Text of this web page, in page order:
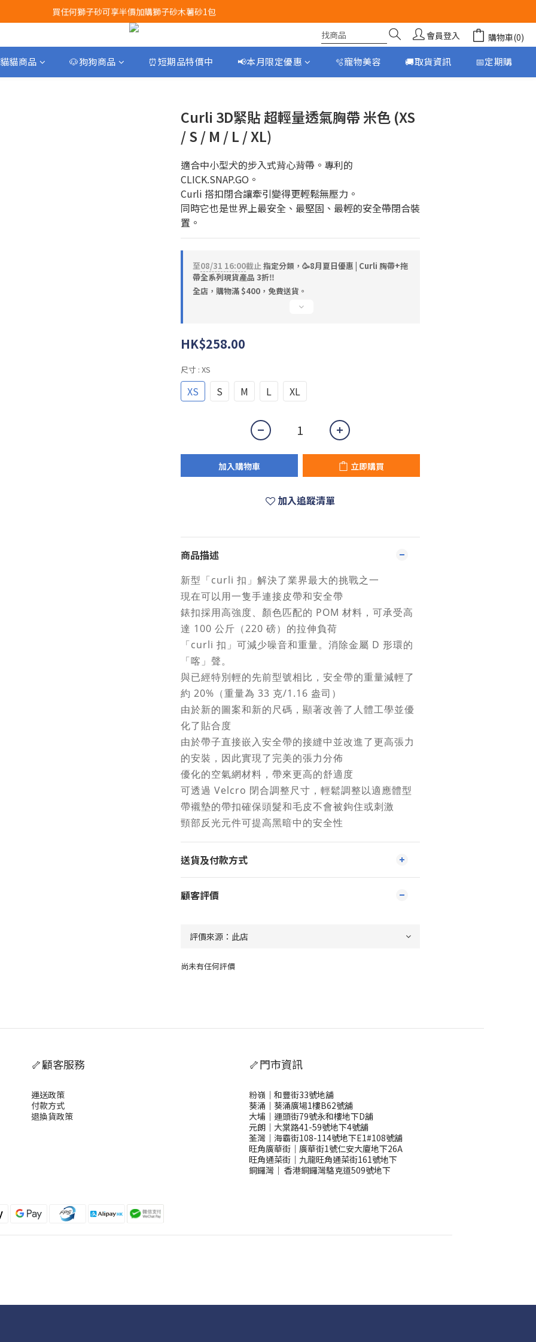
Airbuggy 全線現貨8折！立即點擊火速搶購
買任何獅子砂可享半價加購獅子砂木薯砂1包
Airbuggy 全線現貨8折！立即點擊火速搶購
會員登入 購物車(0)
貓商品 🐶狗狗商品 ⏰短期品特價中 📢本月限定優惠 🫧寵物美容 🚚取貨資訊 📅定期購
Curli 3D緊貼 超輕量透氣胸帶 米色 (XS
/ S / M / L / XL)
適合中小型犬的步入式背心背帶。專利的
CLICK.SNAP.GO。
Curli 搭扣閉合讓牽引變得更輕鬆無壓力。
同時它也是世界上最安全、最堅固、最輕的安全帶閉合裝
置。
至08/31 16:00截止指定分類，🥳8月夏日優惠 | Curli 胸帶+拖
帶全系列現貨產品 3折‼️
全店，購物滿 $400，免費送貨。
HK$258.00
尺寸 : XS
XS S M L XL
加入購物車 立即購買
加入追蹤清單
商品描述
新型「curli 扣」解決了業界最大的挑戰之一
現在可以用一隻手連接皮帶和安全帶
錶扣採用高強度、顏色匹配的 POM 材料，可承受高
達 100 公斤（220 磅）的拉伸負荷
「curli 扣」可減少噪音和重量。消除金屬 D 形環的
「喀」聲。
與已經特別輕的先前型號相比，安全帶的重量減輕了
約 20%（重量為 33 克/1.16 盎司）
由於新的圖案和新的尺碼，顯著改善了人體工學並優
化了貼合度
由於帶子直接嵌入安全帶的接縫中並改進了更高張力
的安裝，因此實現了完美的張力分佈
優化的空氣網材料，帶來更高的舒適度
可透過 Velcro 閉合調整尺寸，輕鬆調整以適應體型
帶襯墊的帶扣確保頭髮和毛皮不會被鉤住或刺激
頸部反光元件可提高黑暗中的安全性
送貨及付款方式
顧客評價
尚未有任何評價
🦴顧客服務
運送政策
付款方式
退換貨政策
🦴門市資訊
粉嶺｜和豐街33號地舖
葵涌｜葵涌廣場1樓B62號舖
大埔｜運頭街79號永和樓地下D舖
元朗｜大棠路41-59號地下4號舖
荃灣｜海霸街108-114號地下E1#108號舖
旺角廣華街｜廣華街1號仁安大廈地下26A
旺角通菜街｜九龍旺角通菜街161號地下
銅鑼灣 ｜ 香港銅鑼灣駱克道509號地下